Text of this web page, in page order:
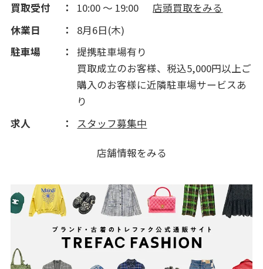
2012(264)
2011(142)
買取受付
10:00 ～ 19:00
店頭買取をみる
休業日
8月6日(木)
駐車場
提携駐車場有り
買取成立のお客様、税込5,000円以上ご
購入のお客様に近隣駐車場サービスあ
り
求人
スタッフ募集中
店舗情報をみる